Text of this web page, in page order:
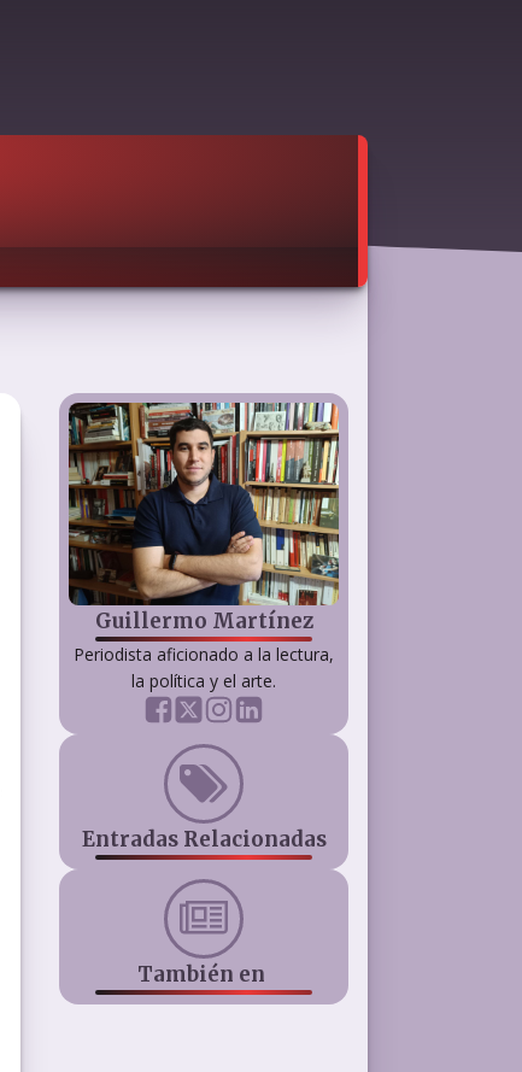
Guillermo Martínez
Periodista aficionado a la lectura,
la política y el arte.
Entradas Relacionadas
También en